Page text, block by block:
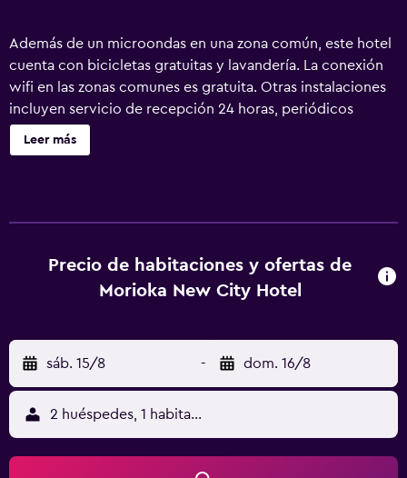
Además de un microondas en una zona común, este hotel
cuenta con bicicletas gratuitas y lavandería. La conexión
wifi en las zonas comunes es gratuita. Otras instalaciones
incluyen servicio de recepción 24 horas, periódicos
gratuitos y una máquina expendedora. Morioka New City
Hotel ofrece 119 alojamientos con aire acondicionado,
servicio de limpieza todos los días. Los servicios de ocio y
esparcimiento en este hotel incluyen bicicletas gratuitas.
Leer más
Precio de habitaciones y ofertas de
Morioka New City Hotel
sáb. 15/8 - dom. 16/8
2 huéspedes, 1 habitación